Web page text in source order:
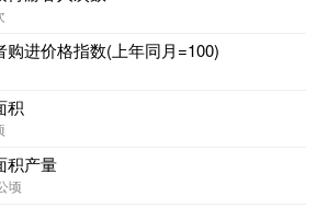
购进价格指数(上年同月=100)
积
积产量
顷